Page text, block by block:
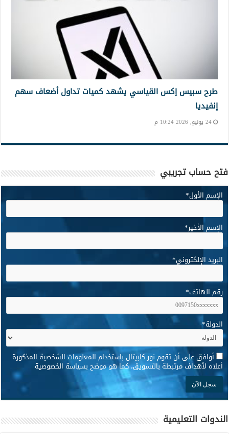
طرح سبيس إكس القياسي يشهد كميات تداول أضعاف سهم
إنفيديا
24 يونيو, 2026 10:24 م
فتح حساب تجريبي
الإسم الأول*
الإسم الأخير*
البريد الإلكتروني*
رقم الهاتف*
الدولة*
* أوافق على أن تقوم نور كابيتال باستخدام المعلومات الشخصية المذكورة
أعلاه لأهداف مرتبطة بالتسويق، كما هو موضح بسياسة الخصوصية
الندوات التعليمية